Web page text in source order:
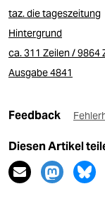
taz. die tageszeitung
Hintergrund
ca. 311 Zeilen / 9864
Ausgabe 4841
Feedback
Diesen Artikel